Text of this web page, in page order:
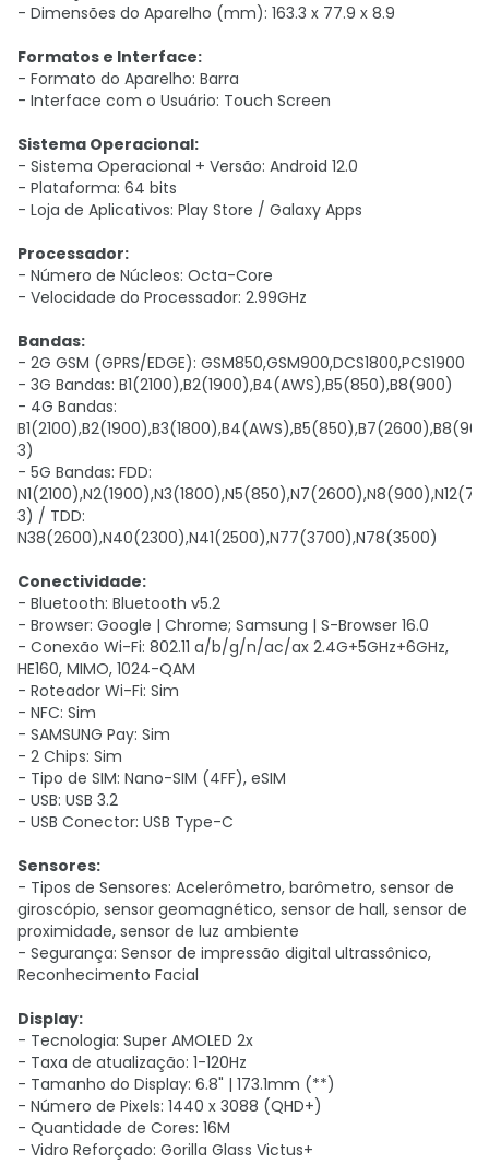
- Dimensões do Aparelho (mm): 163.3 x 77.9 x 8.9
Formatos e Interface:
- Formato do Aparelho: Barra
- Interface com o Usuário: Touch Screen
Sistema Operacional:
- Sistema Operacional + Versão: Android 12.0
- Plataforma: 64 bits
- Loja de Aplicativos: Play Store / Galaxy Apps
Processador:
- Número de Núcleos: Octa-Core
- Velocidade do Processador: 2.99GHz
Bandas:
- 2G GSM (GPRS/EDGE): GSM850,GSM900,DCS1800,PCS1900
- 3G Bandas: B1(2100),B2(1900),B4(AWS),B5(850),B8(900)
- 4G Bandas:
3)
- 5G Bandas: FDD:
3) / TDD:
N38(2600),N40(2300),N41(2500),N77(3700),N78(3500)
Conectividade:
- Bluetooth: Bluetooth v5.2
- Browser: Google | Chrome; Samsung | S-Browser 16.0
- Conexão Wi-Fi: 802.11 a/b/g/n/ac/ax 2.4G+5GHz+6GHz,
HE160, MIMO, 1024-QAM
- Roteador Wi-Fi: Sim
- NFC: Sim
- SAMSUNG Pay: Sim
- 2 Chips: Sim
- Tipo de SIM: Nano-SIM (4FF), eSIM
- USB: USB 3.2
- USB Conector: USB Type-C
Sensores:
- Tipos de Sensores: Acelerômetro, barômetro, sensor de
giroscópio, sensor geomagnético, sensor de hall, sensor de
proximidade, sensor de luz ambiente
- Segurança: Sensor de impressão digital ultrassônico,
Reconhecimento Facial
Display:
- Tecnologia: Super AMOLED 2x
- Taxa de atualização: 1-120Hz
- Tamanho do Display: 6.8" | 173.1mm (**)
- Número de Pixels: 1440 x 3088 (QHD+)
- Quantidade de Cores: 16M
- Vidro Reforçado: Gorilla Glass Victus+